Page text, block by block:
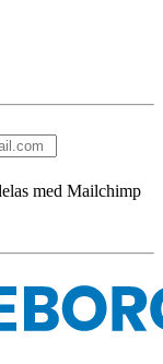
med Mailchimp